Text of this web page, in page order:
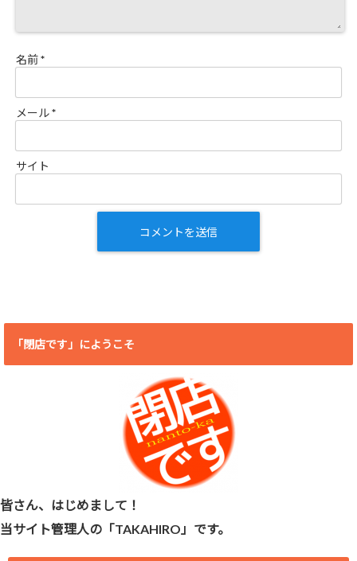
名前*
メール*
サイト
「閉店です」にようこそ
皆さん、はじめまして！
当サイト管理人の「TAKAHIRO」です。